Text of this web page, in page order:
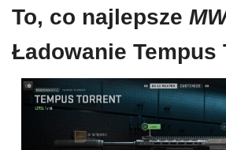
To, co najlepsze
Ładowanie Tempus